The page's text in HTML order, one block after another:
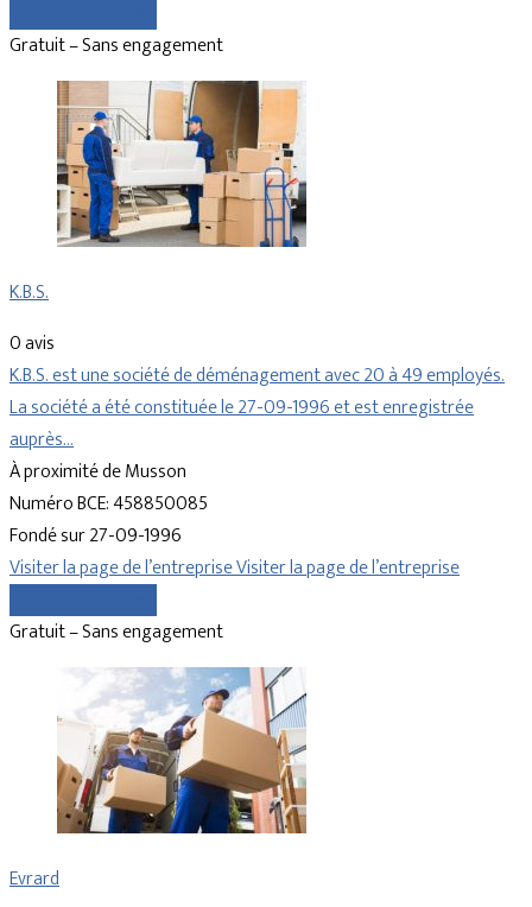
Gratuit – Sans engagement
K.B.S.
0 avis
K.B.S. est une société de déménagement avec 20 à 49 employés.
La société a été constituée le 27-09-1996 et est enregistrée
auprès…
À proximité de Musson
Numéro BCE: 458850085
Fondé sur 27-09-1996
Visiter la page de l’entrepriseVisiter la page de l’entreprise
Gratuit – Sans engagement
Evrard